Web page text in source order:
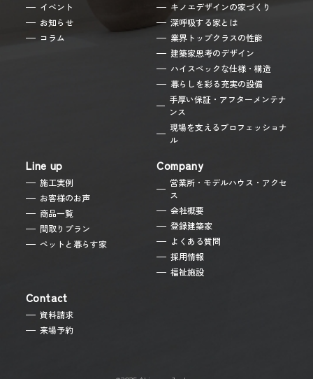
ご希望の月々返済額を教えて頂けますか？
万円
昨年度のご年収を教えて頂けますか？ 任意
今まで住宅展示場や住宅会社の
ショールームに来場したことはありますか？
任意
初めて
1回ある
イベント
お知らせ
コラム
キノエデザインの家づくり
深呼吸する家とは
業界トップクラスの性能
建築家思考のデザイン
ハイスペックな仕様・構造
暮らしを彩る充実の設備
手厚い保証・アフターメンテナ
ンス
現場を支えるプロフェッショナ
ル
Line up
施工実例
お客様のお声
商品一覧
間取りプラン
ペットと暮らす家
Company
営業所・モデルハウス・アクセ
ス
会社概要
登録建築家
よくある質問
採用情報
福祉施設
Contact
資料請求
来場予約